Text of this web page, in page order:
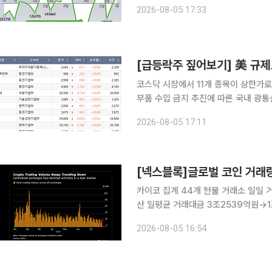
한국거래소에 따르면 코스피 지수는
2026-08-05 17:33
코스닥 시장에서 11개 종목이 상한가
부품 수입 금지 추진에 따른 국내 광통신 수혜주로 쏠렸다. 5
이, 이노인스트루먼트, 큐라티스, KBI
2026-08-05 17:11
카이코 집계 44개 현물 거래소 일일
산 일평균 거래대금 3조2539억원
데이터를 인용해 공개한 자료에 따르
2026-08-05 16:54